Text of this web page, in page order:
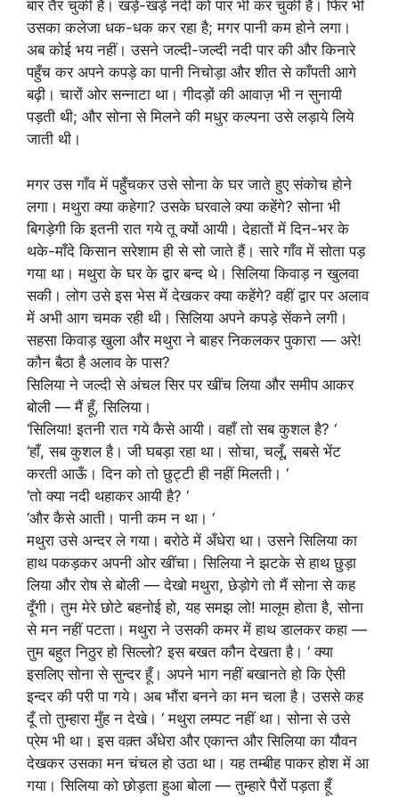
बार तैर चुकी है। खड़े-खड़े नदी को पार भी कर चुकी है। फिर भी
उसका कलेजा धक-धक कर रहा है; मगर पानी कम होने लगा।
अब कोई भय नहीं। उसने जल्दी-जल्दी नदी पार की और किनारे
पहुँच कर अपने कपड़े का पानी निचोड़ा और शीत से काँपती आगे
बढ़ी। चारों ओर सन्नाटा था। गीदड़ों की आवाज़ भी न सुनायी
पड़ती थी; और सोना से मिलने की मधुर कल्पना उसे लड़ाये लिये
जाती थी।
मगर उस गाँव में पहुँचकर उसे सोना के घर जाते हुए संकोच होने
लगा। मथुरा क्या कहेगा? उसके घरवाले क्या कहेंगे? सोना भी
बिगड़ेगी कि इतनी रात गये तू क्यों आयी। देहातों में दिन-भर के
थके-माँदे किसान सरेशाम ही से सो जाते हैं। सारे गाँव में सोता पड़
गया था। मथुरा के घर के द्वार बन्द थे। सिलिया किवाड़ न खुलवा
सकी। लोग उसे इस भेस में देखकर क्या कहेंगे? वहीं द्वार पर अलाव
में अभी आग चमक रही थी। सिलिया अपने कपड़े सेंकने लगी।
सहसा किवाड़ खुला और मथुरा ने बाहर निकलकर पुकारा — अरे!
कौन बैठा है अलाव के पास?
सिलिया ने जल्दी से अंचल सिर पर खींच लिया और समीप आकर
बोली — मैं हूँ, सिलिया।
‘सिलिया! इतनी रात गये कैसे आयी। वहाँ तो सब कुशल है? ‘
‘हाँ, सब कुशल है। जी घबड़ा रहा था। सोचा, चलूँ, सबसे भेंट
करती आऊँ। दिन को तो छुट्टी ही नहीं मिलती। ‘
‘तो क्या नदी थहाकर आयी है? ‘
‘और कैसे आती। पानी कम न था। ‘
मथुरा उसे अन्दर ले गया। बरोठे में अँधेरा था। उसने सिलिया का
हाथ पकड़कर अपनी ओर खींचा। सिलिया ने झटके से हाथ छुड़ा
लिया और रोष से बोली — देखो मथुरा, छेड़ोगे तो मैं सोना से कह
दूँगी। तुम मेरे छोटे बहनोई हो, यह समझ लो! मालूम होता है, सोना
से मन नहीं पटता। मथुरा ने उसकी कमर में हाथ डालकर कहा —
तुम बहुत निठुर हो सिल्लो? इस बखत कौन देखता है। ‘ क्या
इसलिए सोना से सुन्दर हूँ। अपने भाग नहीं बखानते हो कि ऐसी
इन्दर की परी पा गये। अब भौंरा बनने का मन चला है। उससे कह
दूँ तो तुम्हारा मुँह न देखे। ‘ मथुरा लम्पट नहीं था। सोना से उसे
प्रेम भी था। इस वक़्त अँधेरा और एकान्त और सिलिया का यौवन
देखकर उसका मन चंचल हो उठा था। यह तम्बीह पाकर होश में आ
गया। सिलिया को छोड़ता हुआ बोला — तुम्हारे पैरों पड़ता हूँ